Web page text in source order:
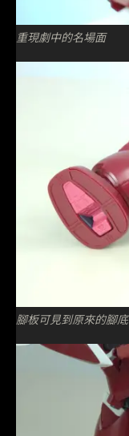
重現劇中的名場面
腳板可見到原來的腳底